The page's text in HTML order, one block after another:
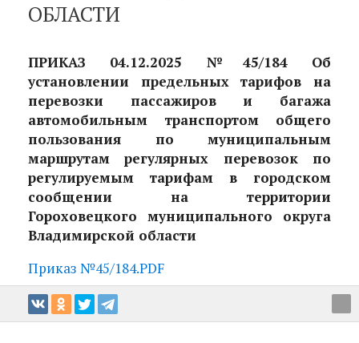
ОБЛАСТИ
ПРИКАЗ 04.12.2025 №45/184 Об
установлении предельных тарифов на
перевозки пассажиров и багажа
автомобильным транспортом общего
пользования по муниципальным
маршрутам регулярных перевозок по
регулируемым тарифам в городском
сообщении на территории
Гороховецкого муниципального округа
Владимирской области
Приказ №45/184.PDF